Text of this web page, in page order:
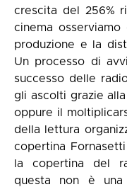
crescita del 256%
cinema
produzione e la
Un processo di
successo delle
gli ascolti grazie
oppure il
della lettura
copertina
la copertina del
questa non è